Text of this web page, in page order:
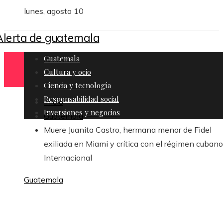
lunes, agosto 10
Guatemala
Cultura y ocio
Ciencia y tecnología
Responsabilidad social
Inversiones y negocios
Inicio
Guatemala
Muere Juanita Castro, hermana menor de Fidel
exiliada en Miami y crítica con el régimen
Internacional
Guatemala